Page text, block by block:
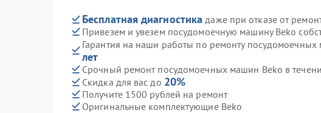
Бесплатная диагностика даже при отказе от
Привезем и увезем посудомоечную машину Beko
Гарантия на наши работы по ремонту
лет
Срочный ремонт посудомоечных машин Beko в
Скидка для вас до 20%
Получите 1500 рублей на ремонт
Оригинальные комплектующие Beko